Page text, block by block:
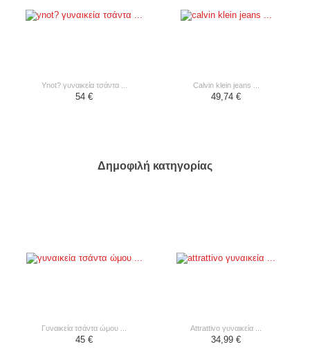
ynot? γυναικεία τσάντα ...
54 €
calvin klein jeans ...
49,74 €
Δημοφιλή κατηγορίας
γυναικεία τσάντα ώμου ...
45 €
attrattivo γυναικεία ...
34,99 €